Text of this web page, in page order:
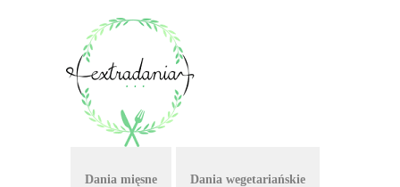
Dania mięsne Dania wegetariańskie